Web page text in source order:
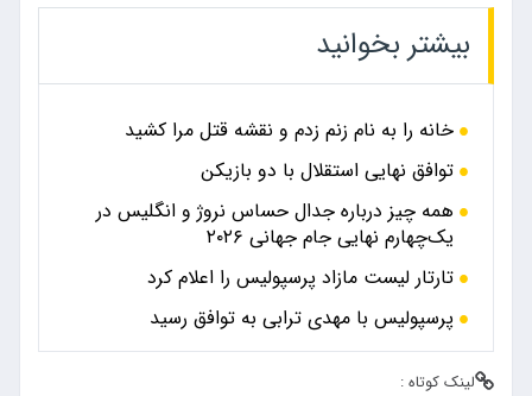
بیشتر بخوانید
خانه را به نام زنم زدم و نقشه قتل مرا کشید
توافق نهایی استقلال با دو بازیکن
همه چیز درباره جدال حساس نروژ و انگلیس در
یک‌چهارم نهایی جام جهانی ۲۰۲۶
تارتار لیست مازاد پرسپولیس را اعلام کرد
پرسپولیس با مهدی ترابی به توافق رسید
لینک کوتاه :